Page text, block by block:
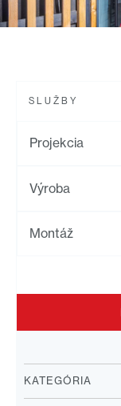
SLUŽBY
Projekcia
Výroba
Montáž
KATEGÓRIA